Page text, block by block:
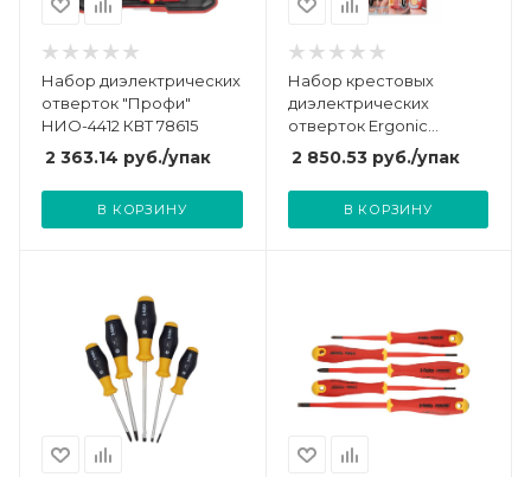
Набор диэлектрических
отверток "Профи"
НИО-4412 КВТ 78615
2 363.14 руб./упак
В КОРЗИНУ
Набор крестовых
диэлектрических
отверток Ergonic
(уп.2шт) Felo 41792191
2 850.53руб./упак
В КОРЗИНУ